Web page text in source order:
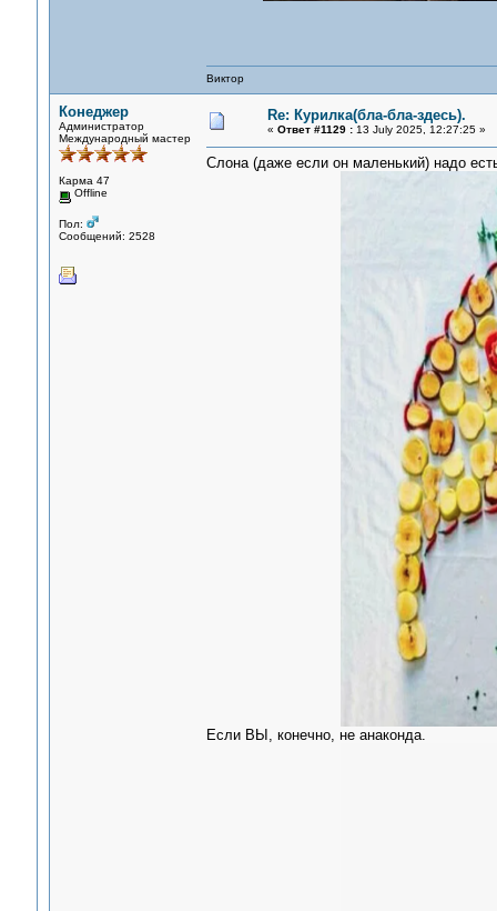
Виктор
Конеджер
Администратор
Международный мастер
Карма 47
Offline
Пол:
Сообщений: 2528
Re: Курилка(бла-бла-здесь).
« Ответ #1129 :13 July 2025, 12:27:25 »
Слона (даже если он маленький) надо
Если ВЫ, конечно, не анаконда.